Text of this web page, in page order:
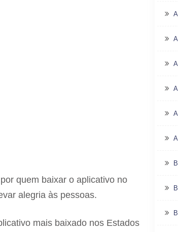
quem baixar o aplicativo no
alegria às pessoas.
mais baixado nos Estados